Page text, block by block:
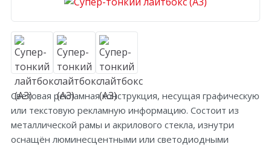
Световая рекламная конструкция, несущая графическую
или текстовую рекламную информацию. Состоит из
металлической рамы и акрилового стекла, изнутри
оснащён люминесцентными или светодиодными